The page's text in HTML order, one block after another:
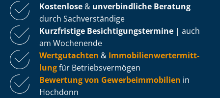
Kostenlose & unverbindliche Beratung
durch Sachverständige
Kurzfristige Be­sich­ti­gungs­ter­mi­ne | auch
am Wochenende
Wertgutachten & Im­mo­bi­li­en­wert­ermitt­
lungfür Be­triebs­ver­mö­gen
Bewertung von Ge­wer­be­im­mo­bi­li­en in
Hochdonn